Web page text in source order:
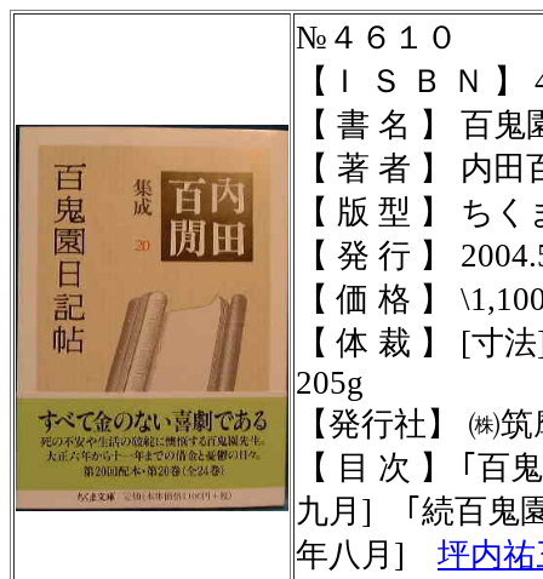
№４６１０
【Ｉ Ｓ Ｂ Ｎ 】
【 書 名 】 百
【 著 者 】 内田
【 版 型 】 ち
【 発 行 】
【 価 格 】
【 体 裁 】
[寸
205g
【発行社】 ㈱筑
【 目 次 】 ｢
九月] ｢続百鬼
年八月] 坪内祐